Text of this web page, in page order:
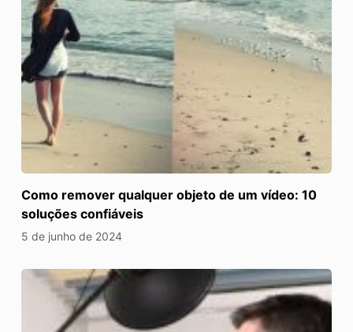
Como remover qualquer objeto de um vídeo: 10
soluções confiáveis
5 de junho de 2024